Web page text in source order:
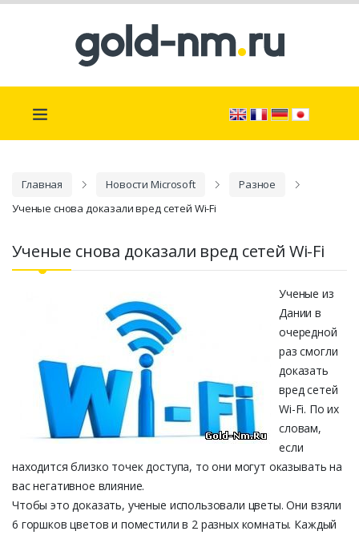
Главная Новости Microsoft
Разное
Ученые снова доказали вред сетей Wi-Fi
Ученые снова доказали вред сетей Wi-Fi
Ученые из
Дании в
очередной
раз смогли
доказать
вред сетей
Wi-Fi. По их
словам,
если
находится близко точек доступа, то они могут оказывать на
вас негативное влияние.
Чтобы это доказать, ученые использовали цветы. Они взяли
6 горшков цветов и поместили в 2 разных комнаты. Каждый